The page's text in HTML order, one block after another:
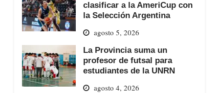
clasificar a la AmeriCup con
la Selección Argentina
agosto 5, 2026
La Provincia suma un
profesor de futsal para
estudiantes de la UNRN
agosto 4, 2026